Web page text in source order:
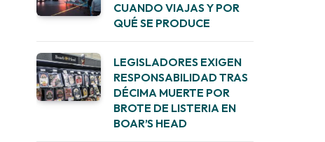
CUANDO VIAJAS Y POR
QUÉ SE PRODUCE
LEGISLADORES EXIGEN
RESPONSABILIDAD TRAS
DÉCIMA MUERTE POR
BROTE DE LISTERIA EN
BOAR’S HEAD